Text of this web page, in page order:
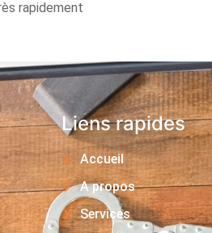
rapidement
Liens rapides
Accueil
A propos
Services